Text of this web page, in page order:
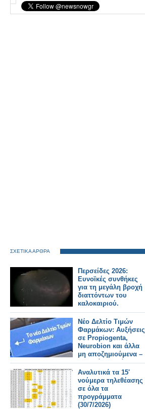
ΣΧΕΤΙΚΑ ΑΡΘΡΑ
Περσείδες 2026:
Ευνοϊκές συνθήκες
για τη μεγάλη βροχή
διαττόντων του
καλοκαιριού.
Νέο Δελτίο Τιμών
Φαρμάκων: Αυξήσεις
σε Propiogenta,
Neurobion και άλλα
μη αποζημιούμενα –
Τι αλλάζει από
31/7/2026
Αναλυτικά τα 15'
νούμερα τηλεθέασης
σε όλα τα
προγράμματα
(30/7/2026)